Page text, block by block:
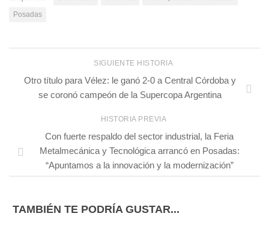
Posadas
SIGUIENTE HISTORIA
Otro título para Vélez: le ganó 2-0 a Central Córdoba y
se coronó campeón de la Supercopa Argentina
HISTORIA PREVIA
Con fuerte respaldo del sector industrial, la Feria
Metalmecánica y Tecnológica arrancó en Posadas:
“Apuntamos a la innovación y la modernización”
TAMBIÉN TE PODRÍA GUSTAR...